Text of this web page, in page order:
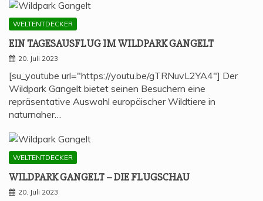
WELTENTDECKER
EIN TAGES­AUS­FLUG IM WILD­PARK GANGELT
20. Juli 2023
[su_youtube url="https://youtu.be/gTRNuvL2YA4"] Der
Wildpark Gangelt bietet seinen Besuchern eine
repräsentative Auswahl europäischer Wildtiere in
naturnaher…
WELTENTDECKER
WILD­PARK GAN­GELT – DIE FLUGSCHAU
20. Juli 2023